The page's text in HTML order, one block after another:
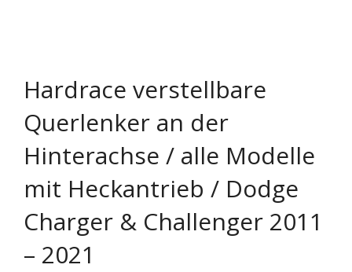
Hardrace verstellbare
Querlenker an der
Hinterachse / alle Modelle
mit Heckantrieb / Dodge
Charger & Challenger 2011
– 2021